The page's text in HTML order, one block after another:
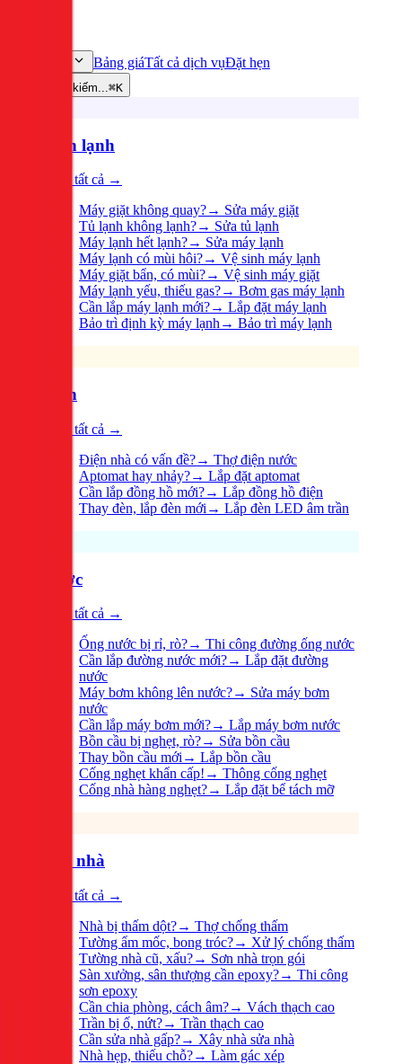
Bảng giáTất cả dịch vụĐặt hẹn
Tìm kiếm...⌘K
Điện lạnh
Xem tất cả →
Máy giặt không quay?→ Sửa máy giặt
Tủ lạnh không lạnh?→ Sửa tủ lạnh
Máy lạnh hết lạnh?→ Sửa máy lạnh
Máy lạnh có mùi hôi?→ Vệ sinh máy lạnh
Máy giặt bẩn, có mùi?→ Vệ sinh máy giặt
Máy lạnh yếu, thiếu gas?→ Bơm gas máy lạnh
Cần lắp máy lạnh mới?→ Lắp đặt máy lạnh
Bảo trì định kỳ máy lạnh→ Bảo trì máy lạnh
Điện
Xem tất cả →
Điện nhà có vấn đề?→ Thợ điện nước
Aptomat hay nhảy?→ Lắp đặt aptomat
Cần lắp đồng hồ mới?→ Lắp đồng hồ điện
Thay đèn, lắp đèn mới → Lắp đèn LED âm trần
Nước
Xem tất cả →
Ống nước bị rỉ, rò?→ Thi công đường ống nước
Cần lắp đường nước mới?→ Lắp đặt đường
nước
Máy bơm không lên nước?→ Sửa máy bơm
nước
Cần lắp máy bơm mới?→ Lắp máy bơm nước
Bồn cầu bị nghẹt, rò?→ Sửa bồn cầu
Thay bồn cầu mới → Lắp bồn cầu
Cống nghẹt khẩn cấp! → Thông cống nghẹt
Cống nhà hàng nghẹt?→ Lắp đặt bể tách mỡ
Sửa nhà
Xem tất cả →
Nhà bị thấm dột?→ Thợ chống thấm
Tường ẩm mốc, bong tróc?→ Xử lý chống thấm
Tường nhà cũ, xấu?→ Sơn nhà trọn gói
Sàn xưởng, sân thượng cần epoxy?→ Thi công
sơn epoxy
Cần chia phòng, cách âm?→ Vách thạch cao
Trần bị ố, nứt?→ Trần thạch cao
Cần sửa nhà gấp?→ Xây nhà sửa nhà
Nhà hẹp, thiếu chỗ?→ Làm gác xép